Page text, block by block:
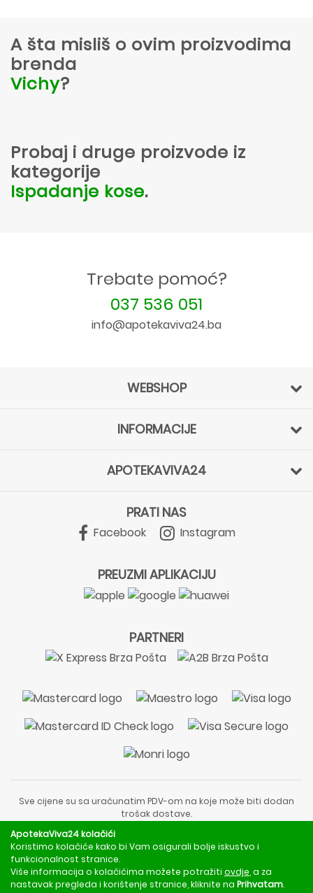
A šta misliš o ovim proizvodima
brenda
Vichy?
Probaj i druge proizvode iz
kategorije
Ispadanje kose.
Trebate pomoć?
037 536 051
info@apotekaviva24.ba
WEBSHOP
INFORMACIJE
APOTEKAVIVA24
PRATI NAS
Facebook Instagram
PREUZMI APLIKACIJU
PARTNERI
Sve cijene su sa uračunatim PDV-om na koje može biti dodan
trošak dostave.
liječnički pregled ili savjet farmaceuta.
Za obavijesti o mjerama opreza, rizicima i nuspojavama
obratite se svom liječniku ili farmaceutu.
Copyright © 2020 - 2026 | ApotekaViva24 | Sva prava zadržava
ApotekaViva24 kolačići
Koristimo kolačiće kako bi Vam osigurali bolje iskustvo i
funkcionalnost stranice.
Više informacija o kolačićima možete potražiti ovdje , a za
nastavak pregleda i korištenje stranice, kliknite na Prihvatam.